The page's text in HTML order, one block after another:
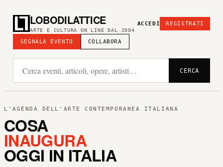
LOBODILATTICE
ARTE E CULTURA ON LINE DAL 2004
SEGNALA EVENTO COLLABORA
ACCEDI REGISTRATI
CERCA
L'AGENDA DELL'ARTE CONTEMPORANEA ITALIANA
COSA
INAUGURA
OGGI IN ITALIA